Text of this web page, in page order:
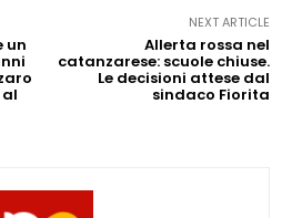
un
NEXT ARTICLE
Allerta rossa nel
catanzarese: scuole chiuse.
Le decisioni attese dal
sindaco Fiorita